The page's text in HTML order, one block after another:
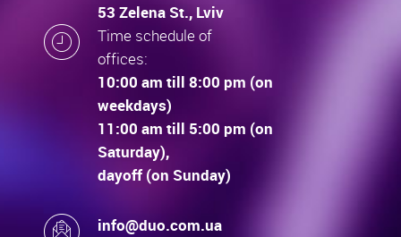
53 Zelena St., Lviv
Time schedule of
offices:
10:00 am till 8:00 pm (on
weekdays)
11:00 am till 5:00 pm (on
Saturday),
dayoff (on Sunday)
info@duo.com.ua